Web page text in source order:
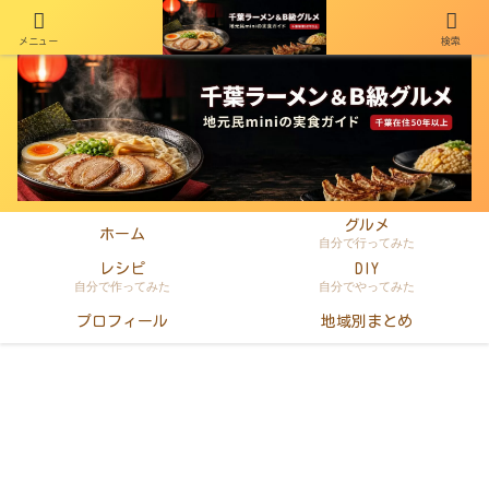
千葉在住50年以上のminiがラーメン・町中華・B級グルメを本音レビュー
ホーム
グルメ
自分で行ってみた
レシピ
自分で作ってみた
DIY
自分でやってみた
プロフィール 地域別まとめ
メニュー 検索